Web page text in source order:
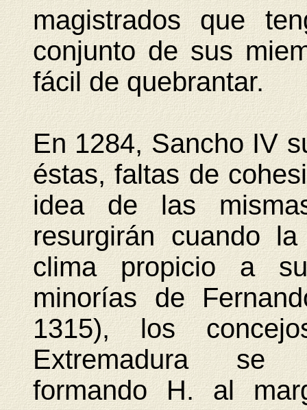
magistrados que
conjunto de sus
fácil de quebrantar.
En 1284, Sancho IV
éstas, faltas de
idea de las
resurgirán cuando
clima propicio a
minorías de
1315), los
Extremadura se
formando H. al